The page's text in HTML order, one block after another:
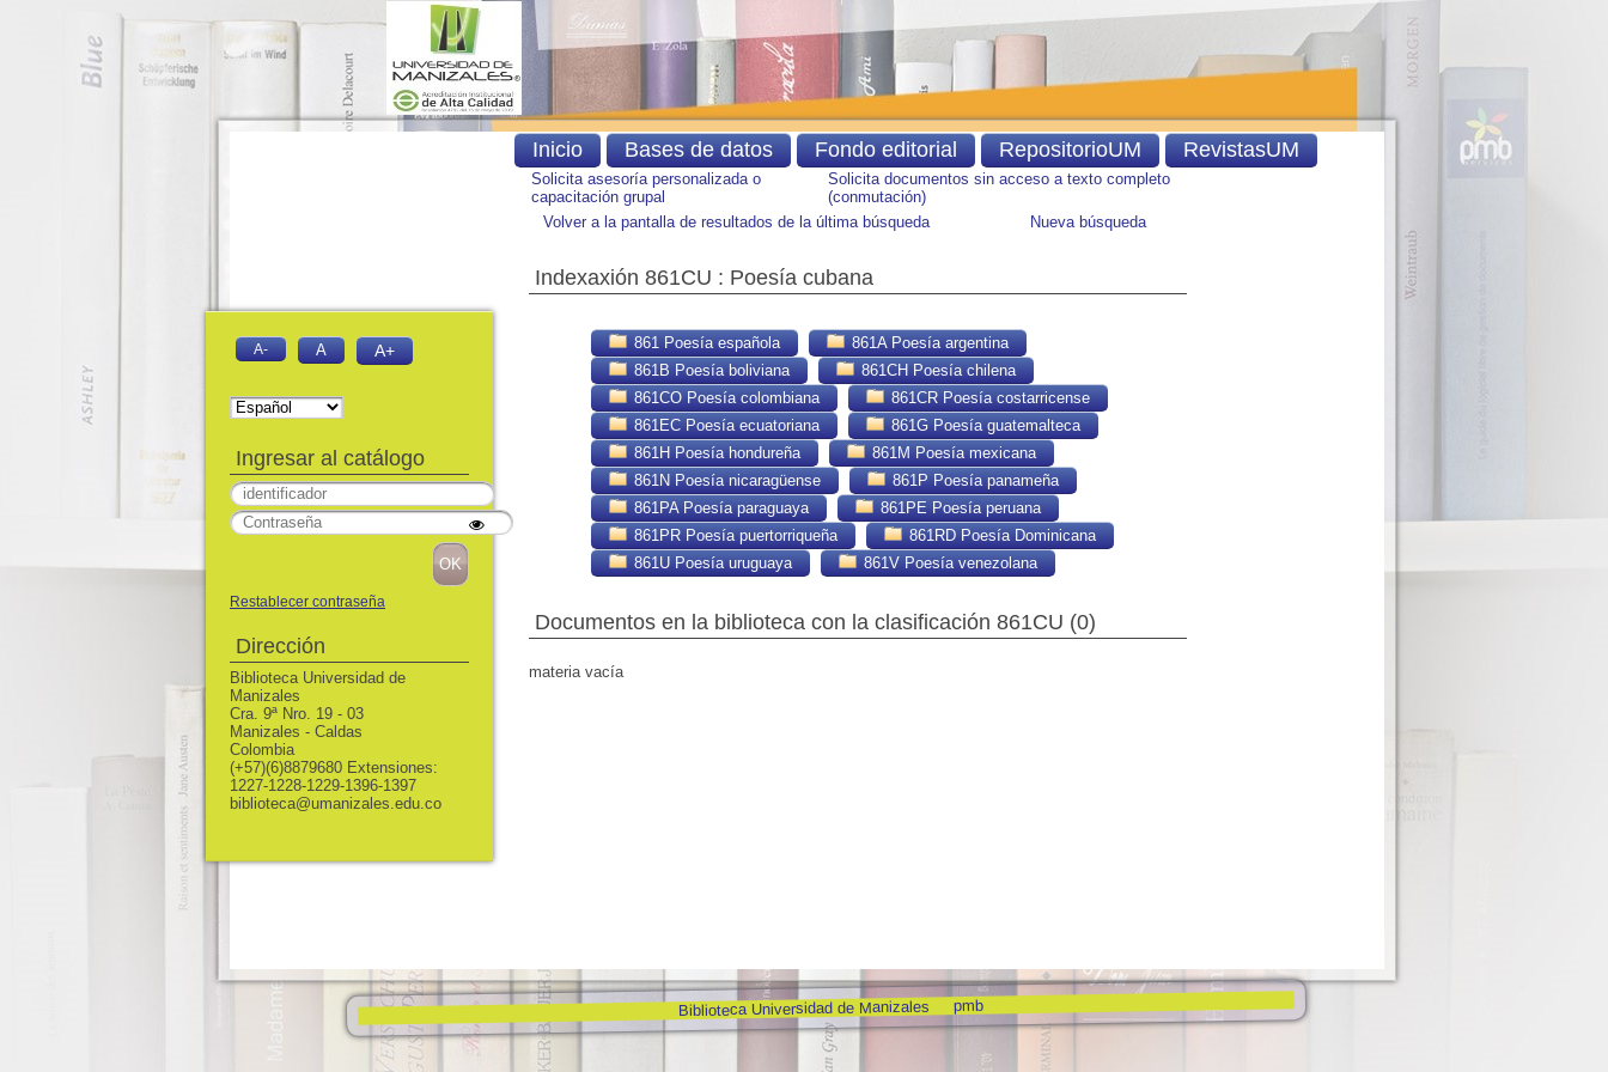
Solicita asesoría personalizada o
capacitación grupal
Solicita documentos sin acceso a texto completo
(conmutación)
Volver a la pantalla de resultados de la última búsqueda
Nueva búsqueda
Indexaxión 861CU : Poesía cubana
861 Poesía española
861A Poesía argentina
861B Poesía boliviana
861CH Poesía chilena
861CO Poesía colombiana
861CR Poesía costarricense
861EC Poesía ecuatoriana
861G Poesía guatemalteca
861H Poesía hondureña
861M Poesía mexicana
861N Poesía nicaragüense
861P Poesía panameña
861PA Poesía paraguaya
861PE Poesía peruana
861PR Poesía puertorriqueña
861RD Poesía Dominicana
861U Poesía uruguaya
861V Poesía venezolana
Documentos en la biblioteca con la clasificación 861CU (0)
materia vacía
Biblioteca Universidad de Manizales pmb
Inicio Bases de datos Fondo editorial RepositorioUM RevistasUM
A- A A+
Ingresar al catálogo
Restablecer contraseña
Dirección
Biblioteca Universidad de
Manizales
Cra. 9ª Nro. 19 - 03
Manizales - Caldas
Colombia
(+57)(6)8879680 Extensiones:
1227-1228-1229-1396-1397
biblioteca@umanizales.edu.co